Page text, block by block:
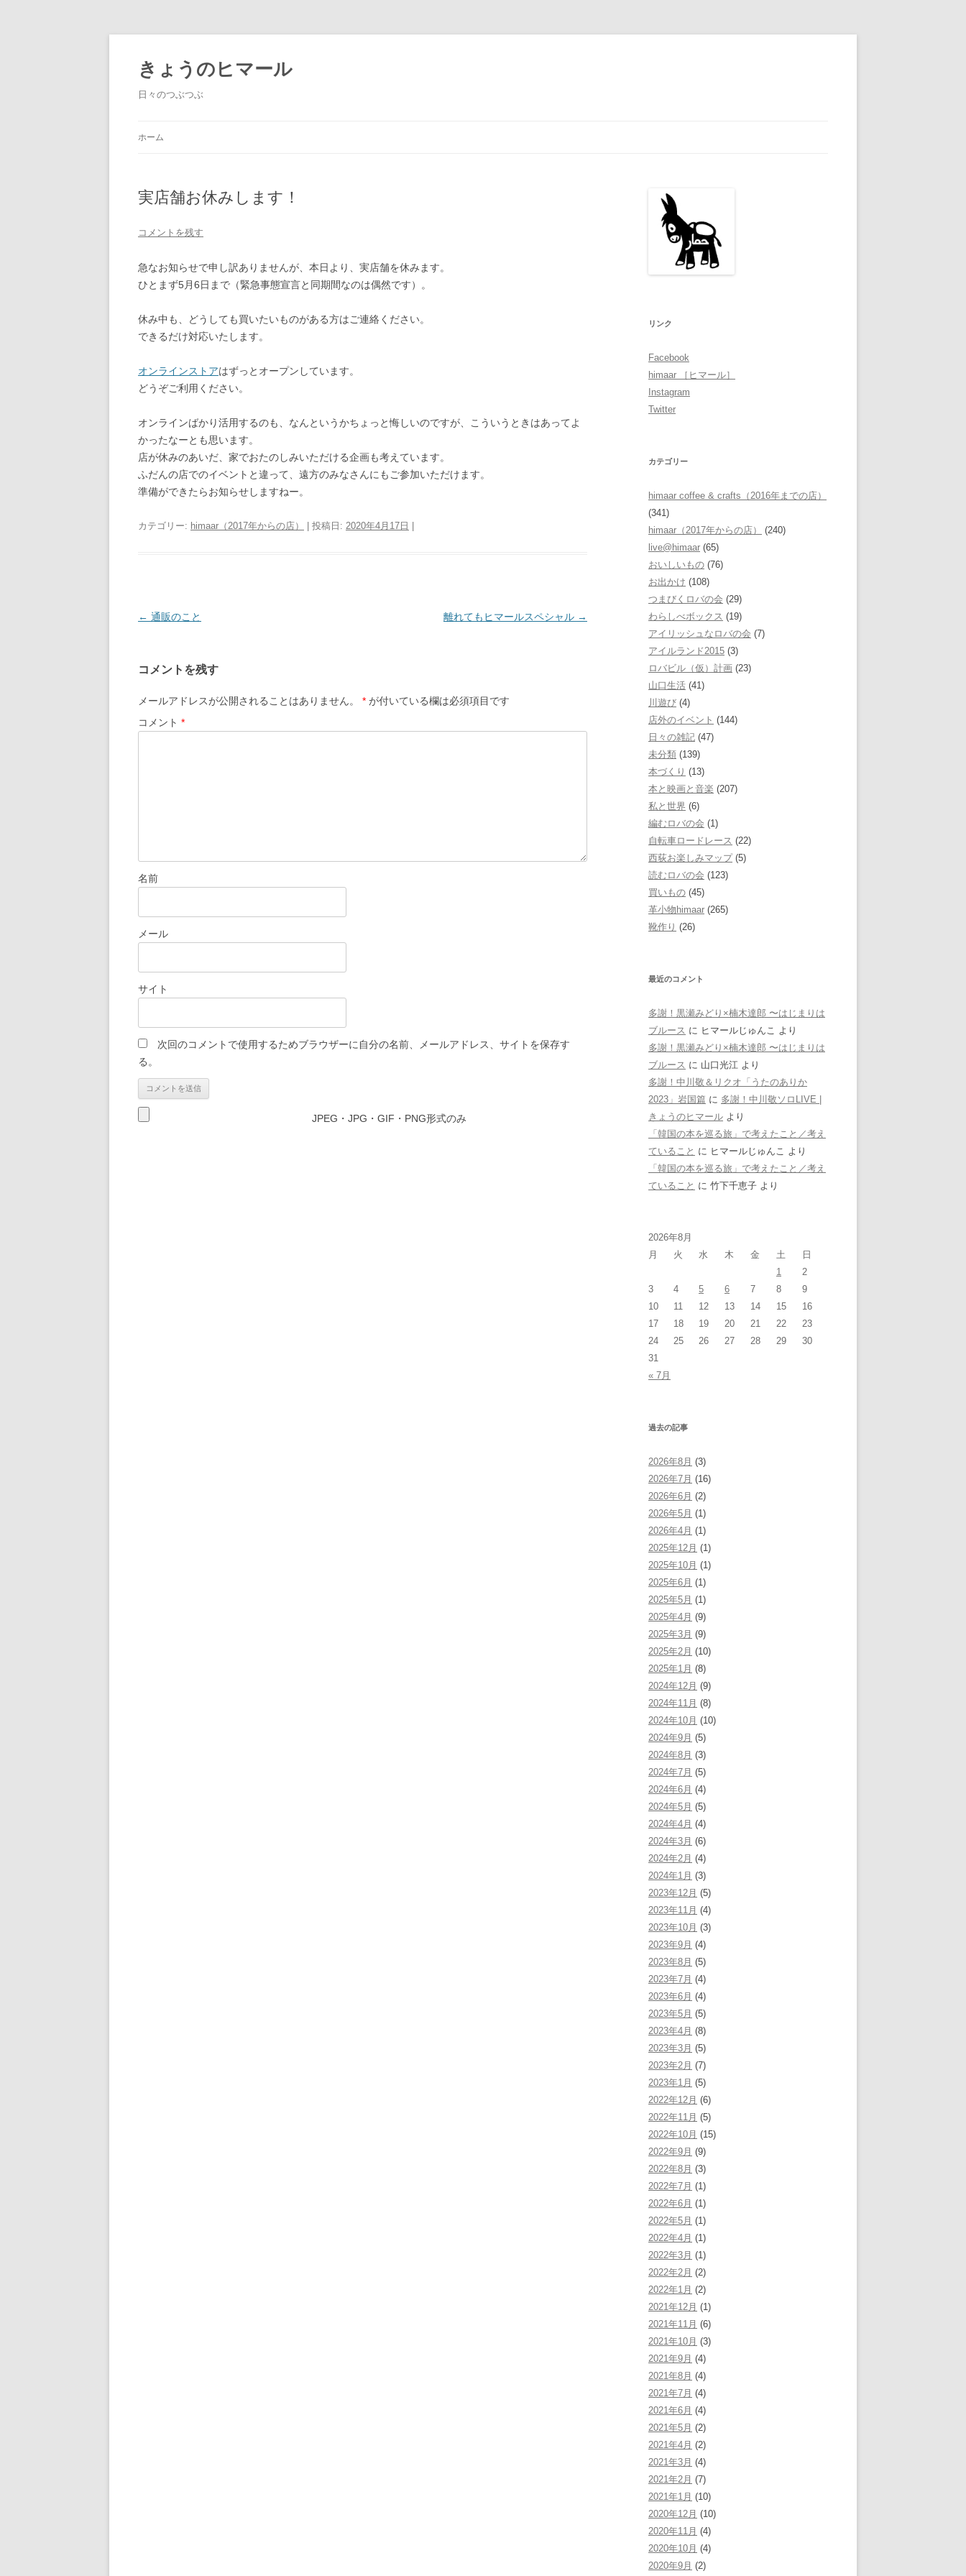
きょうのヒマール
日々のつぶつぶ
ホーム
実店舗お休みします！
コメントを残す
急なお知らせで申し訳ありませんが、本日より、実店舗を休みます。
ひとまず5月6日まで（緊急事態宣言と同期間なのは偶然です）。
休み中も、どうしても買いたいものがある方はご連絡ください。
できるだけ対応いたします。
オンラインストアはずっとオープンしています。
どうぞご利用ください。
オンラインばかり活用するのも、なんというかちょっと悔しいのですが、こういうときはあってよ
かったなーとも思います。
店が休みのあいだ、家でおたのしみいただける企画も考えています。
ふだんの店でのイベントと違って、遠方のみなさんにもご参加いただけます。
準備ができたらお知らせしますねー。
カテゴリー: himaar（2017年からの店） | 投稿日: 2020年4月17日
投
ビ
ゲ
ー
← 通販のこと 離れてもヒマールスペシャル →
コメントを残す
メールアドレスが公開されることはありません。 * が付いている欄は必須項目です
コメント *
名前
メール
サイト
次回のコメントで使用するためブラウザーに自分の名前、メールアドレス、サイトを保存す
る。
JPEG・JPG・GIF・PNG形式のみ
リンク
Facebook
himaar ［ヒマール］
Instagram
Twitter
カテゴリー
himaar coffee & crafts（2016年までの店）
(341)
himaar（2017年からの店）
(240)
live@himaar (65)
おいしいもの (76)
お出かけ (108)
つまびくロバの会 (29)
わらしべボックス (19)
アイリッシュなロバの会 (7)
アイルランド2015 (3)
ロバビル（仮）計画 (23)
山口生活 (41)
川遊び (4)
店外のイベント (144)
日々の雑記 (47)
未分類 (139)
本づくり (13)
本と映画と音楽 (207)
私と世界 (6)
編むロバの会 (1)
自転車ロードレース (22)
西荻お楽しみマップ(5)
読むロバの会 (123)
買いもの (45)
革小物himaar (265)
靴作り (26)
最近のコメント
多謝！黒瀬みどり×楠木達郎 〜はじまりは
ブルース に ヒマールじゅんこ より
多謝！黒瀬みどり×楠木達郎 〜はじまりは
ブルース に 山口光江 より
多謝！中川敬＆リクオ「うたのありか
2023」岩国篇 に 多謝！中川敬ソロLIVE |
きょうのヒマール より
「韓国の本を巡る旅」で考えたこと／考え
ていること に ヒマールじゅんこ より
「韓国の本を巡る旅」で考えたこと／考え
ていること に 竹下千恵子 より
2026年8月
月
火 水 木 金 土
日
1
2
3
4 5 6 7 8
9
10
11 12 13 14 15
16
17
18 19 20 21 22
23
24
25 26 27 28 29
30
31
« 7月
過去の記事
2026年8月 (3)
2026年7月 (16)
2026年6月 (2)
2026年5月 (1)
2026年4月 (1)
2025年12月 (1)
2025年10月 (1)
2025年6月 (1)
2025年5月 (1)
2025年4月 (9)
2025年3月 (9)
2025年2月 (10)
2025年1月 (8)
2024年12月 (9)
2024年11月 (8)
2024年10月 (10)
2024年9月 (5)
2024年8月 (3)
2024年7月 (5)
2024年6月 (4)
2024年5月 (5)
2024年4月 (4)
2024年3月 (6)
2024年2月 (4)
2024年1月 (3)
2023年12月 (5)
2023年11月 (4)
2023年10月 (3)
2023年9月 (4)
2023年8月 (5)
2023年7月 (4)
2023年6月 (4)
2023年5月 (5)
2023年4月 (8)
2023年3月 (5)
2023年2月 (7)
2023年1月 (5)
2022年12月 (6)
2022年11月 (5)
2022年10月 (15)
2022年9月 (9)
2022年8月 (3)
2022年7月 (1)
2022年6月 (1)
2022年5月 (1)
2022年4月 (1)
2022年3月 (1)
2022年2月 (2)
2022年1月 (2)
2021年12月 (1)
2021年11月 (6)
2021年10月 (3)
2021年9月 (4)
2021年8月 (4)
2021年7月 (4)
2021年6月 (4)
2021年5月 (2)
2021年4月 (2)
2021年3月 (4)
2021年2月 (7)
2021年1月 (10)
2020年12月 (10)
2020年11月 (4)
2020年10月 (4)
2020年9月 (2)